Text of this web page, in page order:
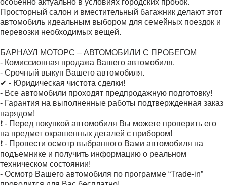
особенно актуально в условиях городских пробок.
Просторный салон и вместительный багажник делают этот
автомобиль идеальным выбором для семейных поездок и
перевозки необходимых вещей.
БАРНАУЛ МОТОРС – АВТОМОБИЛИ С ПРОБЕГОМ
- Комиссионная продажа Вашего автомобиля.
- Срочный выкуп Вашего автомобиля.
✔ - Юридическая чистота сделки!
- Все автомобили проходят предпродажную подготовку!
- Гарантия на выполненные работы подтвержденная заказ
нарядом!
❗ - Перед покупкой автомобиля Вы можете проверить его
на предмет окрашенных деталей с прибором!
❗ - Провести осмотр выбранного Вами автомобиля на
подъемнике и получить информацию о реальном
техническом состоянии!
- Осмотр Вашего автомобиля по программе “Trade-in”